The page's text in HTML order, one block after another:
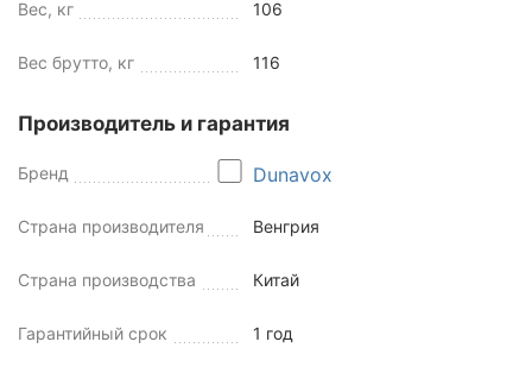
Вес, кг 106
Вес брутто, кг 116
Производитель и гарантия
Бренд Dunavox
Страна производителя Венгрия
Страна производства Китай
Гарантийный срок 1 год